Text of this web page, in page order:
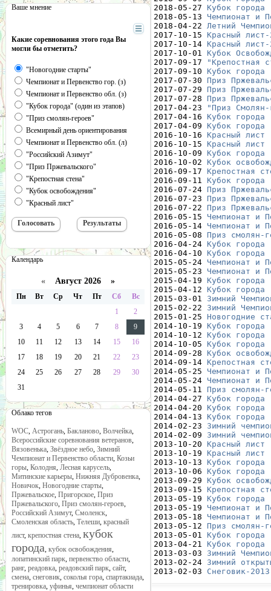
Ваше мнение
Какие соревнования этого года Вы
могли бы отметить?
"Новогодние старты"
Чемпионат и Первенство гор. (з)
Чемпионат и Первенство обл. (з)
"Кубок города" (один из этапов)
"Приз смолян-героев"
Всемирный день ориентирования
Чемпионат и Первенство обл. (л)
"Российский Азимут"
"Приз Пржевальского"
"Крепостная стена"
"Кубок освобождения"
"Красный лист"
Календарь
« Август 2026 »
Пн Вт Ср Чт Пт Сб
Вс
1
2
3
4 5 6 7 8
9
10
11 12 13 14 15
16
17
18 19 20 21 22
23
24
25 26 27 28 29
30
31
Облако тегов
WOC, Астрогань, Бакланово, Волчейка,
Всероссийские соревнования ветеранов,
Вязовенька, Звёздное небо, Зимний
Чемпионат и Первенство области, Козьи
горы, Колодня, Лесная карусель,
Митинские карьеры, Нижняя Дубровенка,
Новичок, Новогодние старты,
Пржевальское, Пригорское, Приз
Пржевальского, Приз смолян-героев,
Российский Азимут, Смоленск,
Смоленская область, Телеши, красный
лист, крепостная стена, кубок
города, кубок освобождения,
лопатинский парк, первенство области,
ранг, реадовка, реадовский парк, сайт,
смена, снеговик, соколья гора, спартакиада,
тренировка, уфинья, чемпионат области
2018-05-27 Кубок
2018-05-13 Чемпионат и
2018-04-22 Летний
2017-10-15 Красный
2017-10-14 Красный
2017-10-01 Кубок
2017-09-17
"Крепостная
2017-09-10 Кубок
2017-07-30 Приз
2017-07-29 Приз
2017-07-28 Приз
2017-04-23
"Приз
2017-04-16 Кубок
2017-04-09 Кубок
2016-10-16 Красный
2016-10-15 Красный
2016-10-09 Кубок
2016-10-02 Кубок
2016-09-17 Крепостная
2016-09-11 Кубок
2016-07-24 Приз
2016-07-23 Приз
2016-07-22 Приз
2016-05-15 Чемпионат и
2016-05-14 Чемпионат и
2016-05-08 Приз смолян-
2016-04-24 Кубок
2016-04-10 Кубок
2015-05-24 Чемпионат и
2015-05-23 Чемпионат и
2015-04-19 Кубок
2015-04-12 Кубок
2015-03-01 Зимний
2015-02-22 Зимний
2015-01-25 Новогодние
2014-10-19 Кубок
2014-10-12 Кубок
2014-10-05 Кубок
2014-09-28 Кубок
2014-09-14 Крепостная
2014-05-25 Чемпионат и
2014-05-24 Чемпионат и
2014-05-11 Приз смолян-
2014-04-27 Кубок
2014-04-20 Кубок
2014-04-13 Кубок
2014-02-23 Зимний
2014-02-09 Зимний
2013-10-20 Красный
2013-10-19 Красный
2013-10-13 Кубок
2013-10-06 Кубок
2013-09-29 Кубок
2013-09-15 Крепостная
2013-05-19 Кубок
2013-05-19 Чемпионат и
2013-05-18 Чемпионат и
2013-05-12 Приз смолян-
2013-05-01 Кубок
2013-04-21 Кубок
2013-03-03 Зимний
2013-02-24 Зимний
2013-02-03 Снеговик-2013